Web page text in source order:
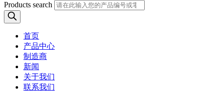
Products search
首页
产品中心
制造商
新闻
关于我们
联系我们